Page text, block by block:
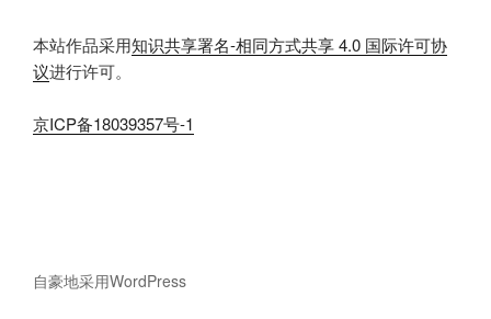
本站作品采用知识共享署名-相同方式共享 4.0 国际许可协
议进行许可。
京ICP备18039357号-1
自豪地采用WordPress